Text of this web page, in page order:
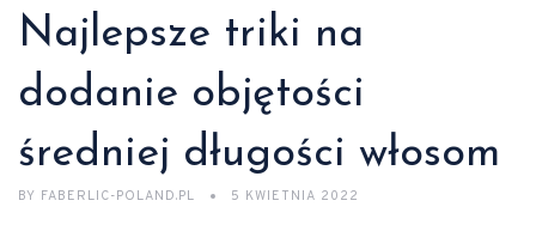
Najlepsze triki na
dodanie objętości
średniej długości włosom
BY FABERLIC-POLAND.PL 5 KWIETNIA 2022